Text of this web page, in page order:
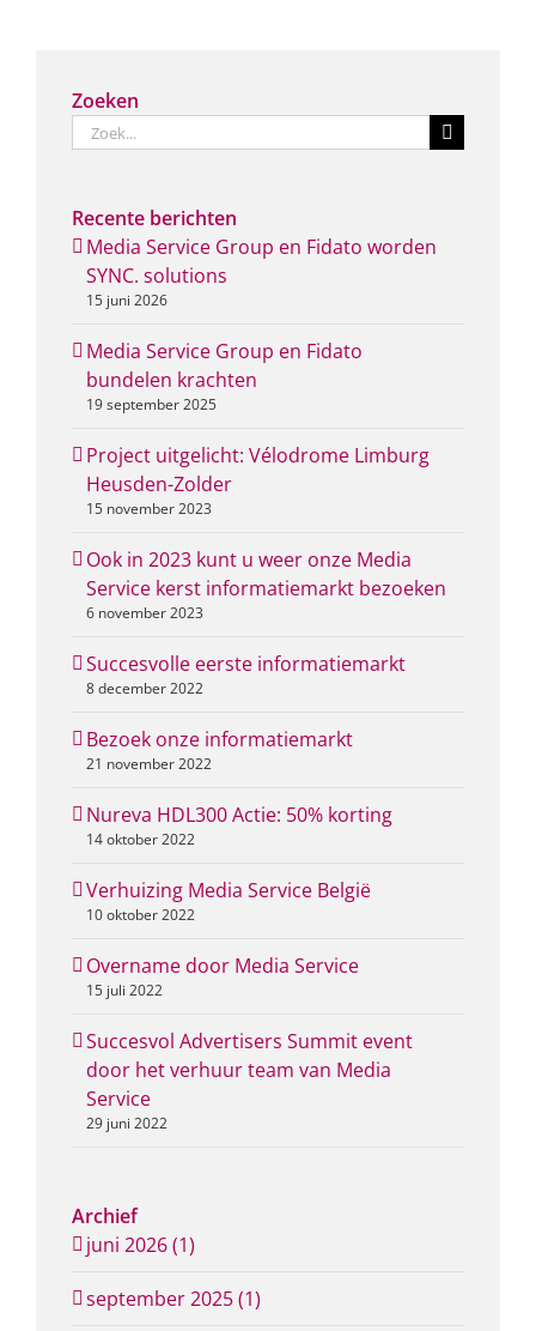
Zoeken
Zoeken
naar:
Recente berichten
Media Service Group en Fidato worden
SYNC. solutions
15 juni 2026
Media Service Group en Fidato
bundelen krachten
19 september 2025
Project uitgelicht: Vélodrome Limburg
Heusden-Zolder
15 november 2023
Ook in 2023 kunt u weer onze Media
Service kerst informatiemarkt bezoeken
6 november 2023
Succesvolle eerste informatiemarkt
8 december 2022
Bezoek onze informatiemarkt
21 november 2022
Nureva HDL300 Actie: 50% korting
14 oktober 2022
Verhuizing Media Service België
10 oktober 2022
Overname door Media Service
15 juli 2022
Succesvol Advertisers Summit event
door het verhuur team van Media
Service
29 juni 2022
Archief
juni 2026 (1)
september 2025 (1)